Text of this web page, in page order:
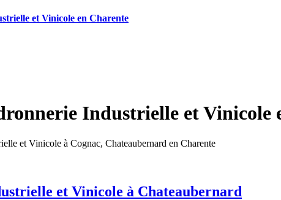
et Vinicole en Charente
Industrielle et Vinicole
et Vinicole à Cognac, Chateaubernard en Charente
et Vinicole à Chateaubernard